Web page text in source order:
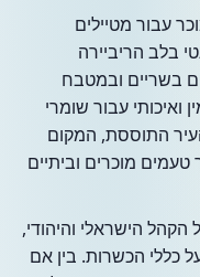
עבור מטיילים
בלב הריביירה
בשריים ובמטבח
ואיכותי עבור שומרי
התוססת, המקום
מוכרים וביתיים
הישראלי והיהודי,
כללי הכשרות. בין אם